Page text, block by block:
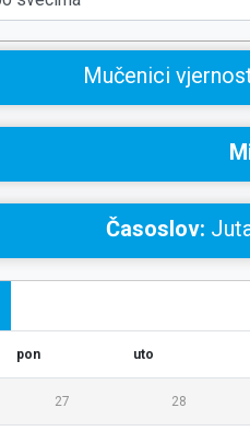
Mučenici
Časoslov:
pon uto
27 28